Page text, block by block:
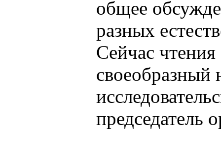
общее
разных
Сейчас
председатель